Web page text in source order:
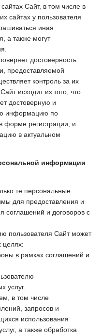
Сайт, в том числе в
сайтах у пользователя
иная
а также могут
достоверность
предоставляемой
контроль за их
исходит из того, что
достоверную и
информацию по
форме регистрации, и
в актуальном
информации
те персональные
для предоставления и
соглашений и договоров с
пользователя Сайт может
целях:
в рамках соглашений и
услуг.
в том числе
запросов и
использования
а также обработка